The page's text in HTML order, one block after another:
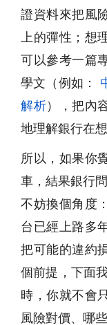
證資料來把風
上的彈性；想
可以參考一篇
學文（例如：
解析），把內
地理解銀行在想
所以，如果你
車，結果銀行
不妨換個角度
台已經上路多
把可能的違約
個前提，下面
時，你就不會
風險對價、哪